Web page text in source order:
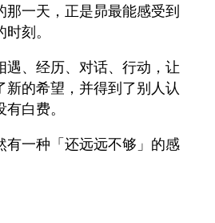
那一天，正是昴最能感受到
刻。
遇、经历、对话、行动，让
新的希望，并得到了别人认
白费。
有一种「还远远不够」的感